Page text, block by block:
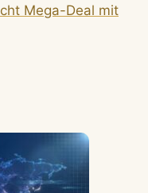
Mega-Deal mit